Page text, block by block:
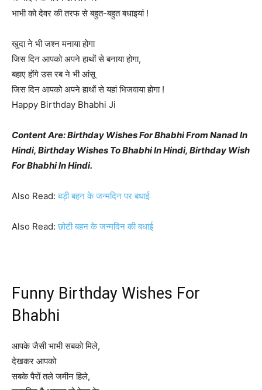
भाभी को देवर की तरफ से बहुत-बहुत बधाइयां !
खुदा ने भी जश्न मनाया होगा
जिस दिन आपको अपने हाथों से बनाया होगा,
बहाए होंगे उस रब ने भी आंसू
जिस दिन आपको अपने हाथों से यहां भिजवाया होगा !
Happy Birthday Bhabhi Ji
Content Are: Birthday Wishes For Bhabhi From Nanad In
Hindi, Birthday Wishes To Bhabhi In Hindi, Birthday Wish
For Bhabhi In Hindi.
Also Read:बड़ी बहन के जन्मदिन पर बधाई
Also Read:छोटी बहन के जन्मदिन की बधाई
Funny Birthday Wishes For
Bhabhi
आपके जैसी भाभी सबको मिले,
देखकर आपको
सबके पैरों तले जमीन हिले,